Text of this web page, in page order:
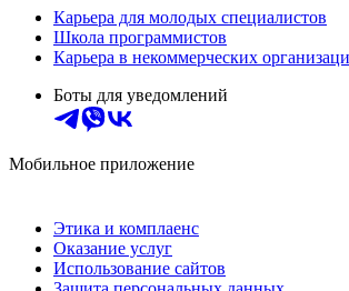
Карьера для молодых специалистов
Школа программистов
Карьера в некоммерческих
Боты для уведомлений
Мобильное приложение
Этика и комплаенс
Оказание услуг
Использование сайтов